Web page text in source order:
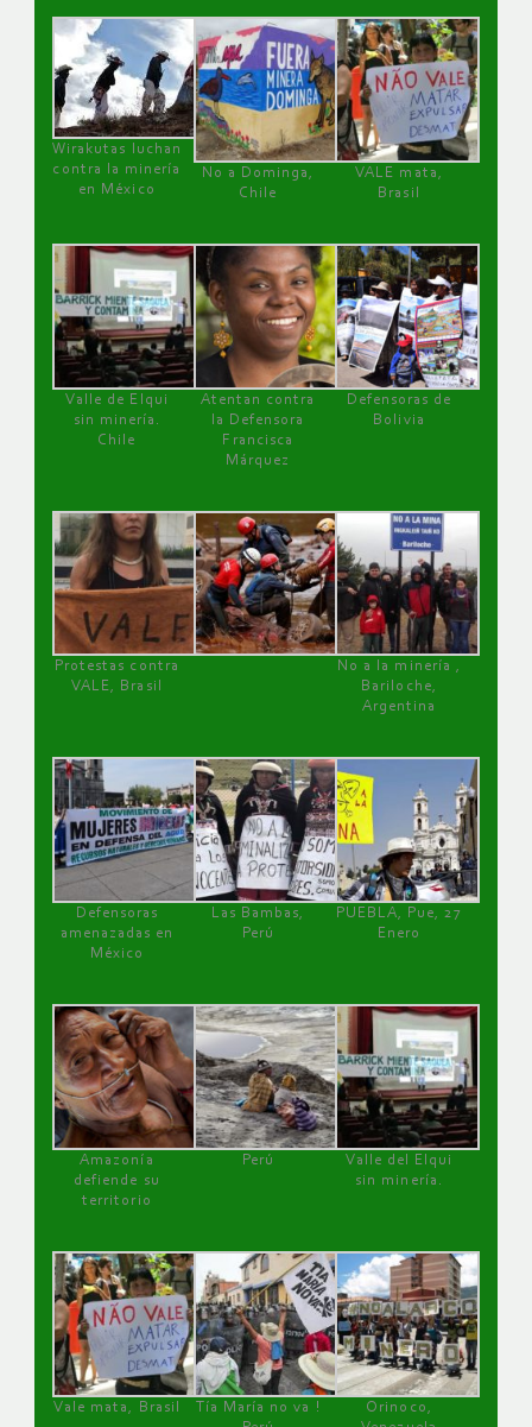
Wirakutas luchan
contra la minería
en México
No a Dominga,
Chile
VALE mata,
Brasil
Valle de Elqui
sin minería.
Chile
Atentan contra
la Defensora
Francisca
Márquez
Defensoras de
Bolivia
Protestas contra
VALE, Brasil
No a la minería ,
Bariloche,
Argentina
Defensoras
amenazadas en
México
Las Bambas,
Perú
PUEBLA, Pue, 27
Enero
Amazonía
defiende su
territorio
Perú
Valle del Elqui
sin minería.
Vale mata, Brasil
Tía María no va !
Orinoco,